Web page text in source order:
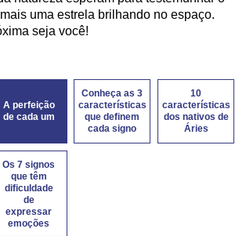
uma estrela brilhando no espaço.
seja você!
A perfeição
de cada um
Conheça as 3
características
que definem
cada signo
10
características
dos nativos de
Áries
Os 7 signos
que têm
dificuldade
de
expressar
emoções